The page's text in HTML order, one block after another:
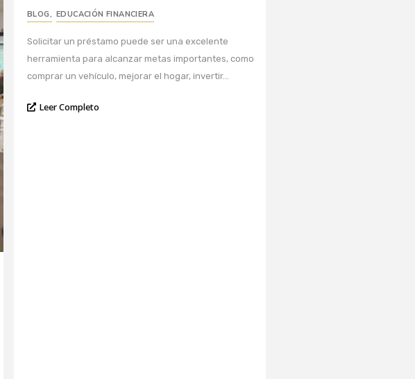
BLOG, EDUCACIÓN FINANCIERA
Solicitar un préstamo puede ser una excelente
herramienta para alcanzar metas importantes, como
comprar un vehículo, mejorar el hogar, invertir...
Leer Completo